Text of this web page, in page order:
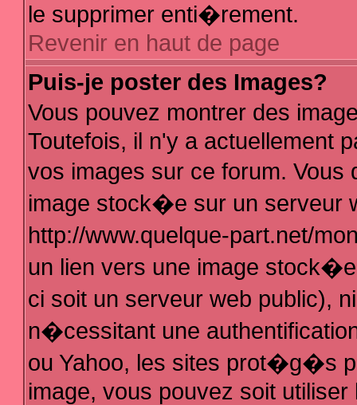
le supprimer enti�rement.
Revenir en haut de page
Puis-je poster des Images?
Vous pouvez montrer des
Toutefois, il n'y a actuellement
vos images sur ce forum.
image stock�e sur un serveur
http://www.quelque-part.net/
un lien vers une image
ci soit un serveur web public),
n�cessitant une
ou Yahoo, les sites prot�g�s
image, vous pouvez soit